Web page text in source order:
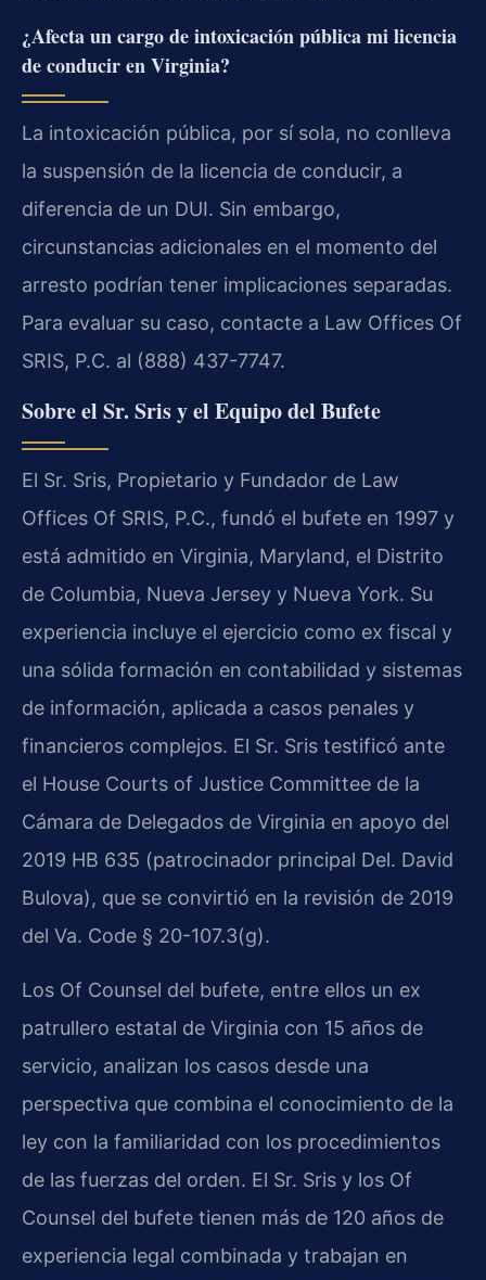
¿Afecta un cargo de intoxicación pública mi licencia
de conducir en Virginia?
La intoxicación pública, por sí sola, no conlleva
la suspensión de la licencia de conducir, a
diferencia de un DUI. Sin embargo,
circunstancias adicionales en el momento del
arresto podrían tener implicaciones separadas.
Para evaluar su caso, contacte a Law Offices Of
SRIS, P.C. al (888) 437-7747.
Sobre el Sr. Sris y el Equipo del Bufete
El Sr. Sris, Propietario y Fundador de Law
Offices Of SRIS, P.C., fundó el bufete en 1997 y
está admitido en Virginia, Maryland, el Distrito
de Columbia, Nueva Jersey y Nueva York. Su
experiencia incluye el ejercicio como ex fiscal y
una sólida formación en contabilidad y sistemas
de información, aplicada a casos penales y
financieros complejos. El Sr. Sris testificó ante
el House Courts of Justice Committee de la
Cámara de Delegados de Virginia en apoyo del
2019 HB 635 (patrocinador principal Del. David
Bulova), que se convirtió en la revisión de 2019
del Va. Code § 20-107.3(g).
Los Of Counsel del bufete, entre ellos un ex
patrullero estatal de Virginia con 15 años de
servicio, analizan los casos desde una
perspectiva que combina el conocimiento de la
ley con la familiaridad con los procedimientos
de las fuerzas del orden. El Sr. Sris y los Of
Counsel del bufete tienen más de 120 años de
experiencia legal combinada y trabajan en